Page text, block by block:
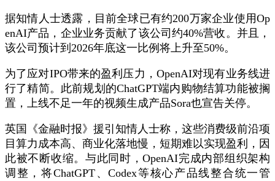
据知情人士透露，目前全球已有约200万家企业使用Op
enAI产品，企业业务贡献了该公司约40%营收。并且，
该公司预计到2026年底这一比例将上升至50%。
为了应对IPO带来的盈利压力，OpenAI对现有业务线进
行了精简。此前规划的ChatGPT端内购物结算功能被搁
置，上线不足一年的视频生成产品Sora也宣告关停。
英国《金融时报》援引知情人士称，这些消费级前沿项
目算力成本高、商业化落地慢，短期难以实现盈利，因
此被不断收缩。与此同时，OpenAI完成内部组织架构
调整，将ChatGPT、Codex等核心产品线整合统一管